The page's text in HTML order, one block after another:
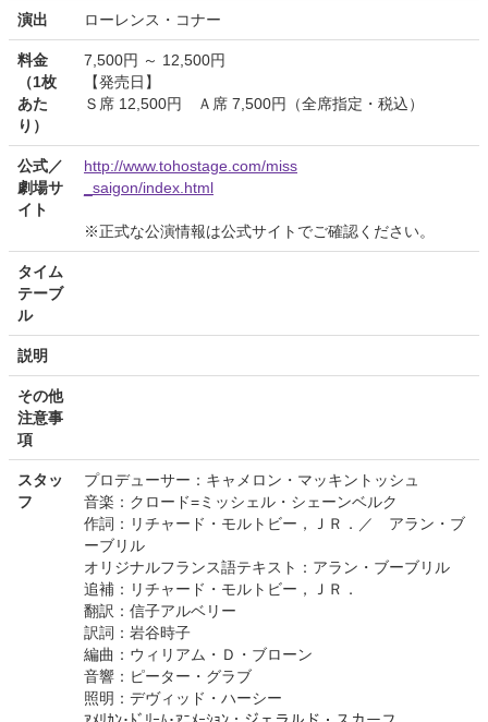
演出 ローレンス・コナー
料金
（1枚
あた
り）
7,500円 ～ 12,500円
【発売日】
Ｓ席 12,500円 Ａ席 7,500円（全席指定・税込）
公式／
劇場サ
イト
http://www.tohostage.com/miss
_saigon/index.html
※正式な公演情報は公式サイトでご確認ください。
タイム
テーブ
ル
説明
その他
注意事
項
スタッ
フ
プロデューサー：キャメロン・マッキントッシュ
音楽：クロード=ミッシェル・シェーンベルク
作詞：リチャード・モルトビー，ＪＲ．／ アラン・ブ
ーブリル
オリジナルフランス語テキスト：アラン・ブーブリル
追補：リチャード・モルトビー，ＪＲ．
翻訳：信子アルベリー
訳詞：岩谷時子
編曲：ウィリアム・Ｄ・ブローン
音響：ピーター・グラブ
照明：デヴィッド・ハーシー